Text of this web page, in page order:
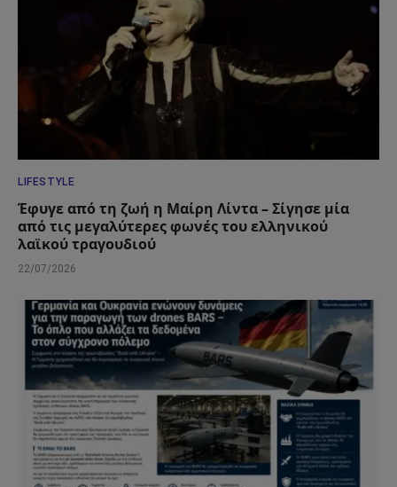
LIFESTYLE
Έφυγε από τη ζωή η Μαίρη Λίντα – Σίγησε μία
από τις μεγαλύτερες φωνές του ελληνικού
λαϊκού τραγουδιού
22/07/2026